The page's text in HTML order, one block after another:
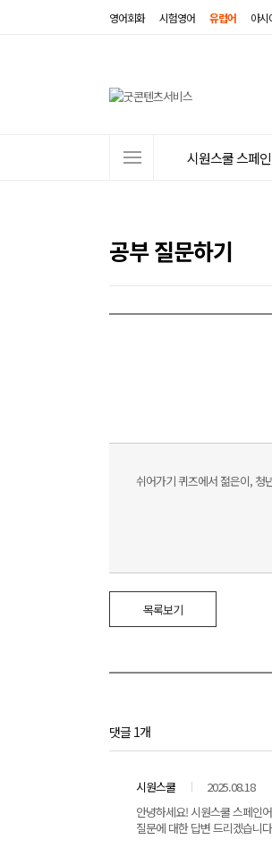
영어회화 시험영어 유럽어 아시
뉴
시원스쿨 스페
공부 질문하기
쉬어가기 퀴즈에서 젊은이, 청
목록보기
댓글 1개
시원스쿨
2025.08.18
안녕하세요! 시원스쿨 스페인
질문에 대한 답변 드리겠습니